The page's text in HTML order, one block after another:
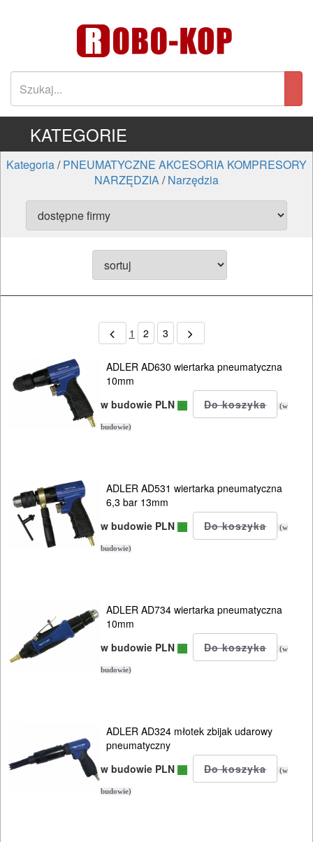
KATEGORIE
Kategoria/PNEUMATYCZNE AKCESORIA KOMPRESORY
NARZĘDZIA/Narzędzia
1 2 3
ADLER AD630 wiertarka pneumatyczna
10mm
w budowie PLN
(w
budowie)
ADLER AD531 wiertarka pneumatyczna
6,3 bar 13mm
w budowie PLN
(w
budowie)
ADLER AD734 wiertarka pneumatyczna
10mm
w budowie PLN
(w
budowie)
ADLER AD324 młotek zbijak udarowy
pneumatyczny
w budowie PLN
(w
budowie)